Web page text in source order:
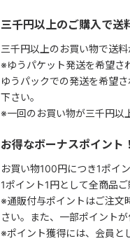
三千円以上のご購入で送
三千円以上のお買い物で送料
※ゆうパケット発送を希望さ
ゆうパックでの発送を希望
下さい。
※一回のお買い物が三千円以
お得なボーナスポイント！
お買い物100円につき1ポイ
1ポイント1円として全商品ご
※通販付与ポイントはご注文
さい。また、一部ポイント
※ポイント獲得には、会員と